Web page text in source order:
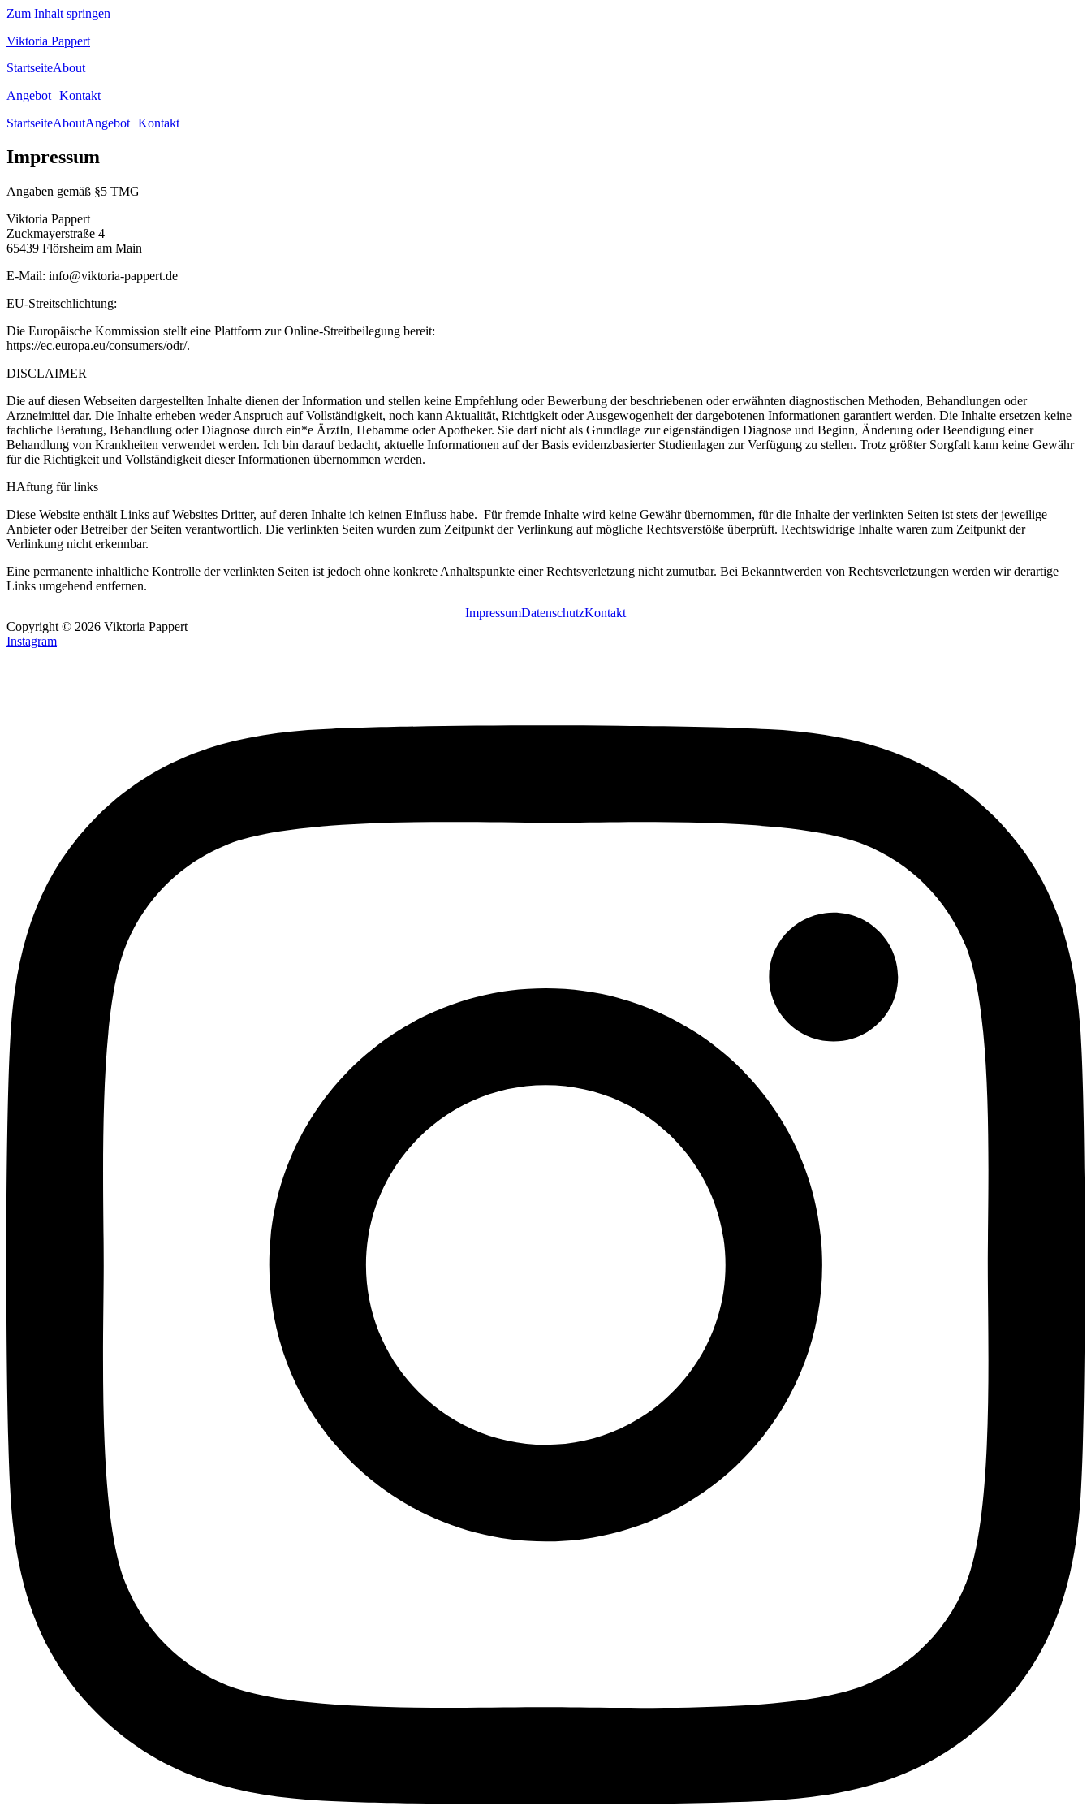
Zum Inhalt springen
Viktoria Pappert
StartseiteAbout
Angebot Kontakt
StartseiteAboutAngebot Kontakt
Impressum
Angaben gemäß §5 TMG
Viktoria Pappert
Zuckmayerstraße 4
65439 Flörsheim am Main
E-Mail: info@viktoria-pappert.de
EU-Streitschlichtung:
Die Europäische Kommission stellt eine Plattform zur Online-Streitbeilegung bereit:
https://ec.europa.eu/consumers/odr/.
DISCLAIMER
Die auf diesen Webseiten dargestellten Inhalte dienen der Information und stellen keine Empfehlung oder Bewerbung der beschriebenen oder erwähnten diagnostischen Methoden, Behandlungen oder
Arzneimittel dar. Die Inhalte erheben weder Anspruch auf Vollständigkeit, noch kann Aktualität, Richtigkeit oder Ausgewogenheit der dargebotenen Informationen garantiert werden. Die Inhalte ersetzen keine
fachliche Beratung, Behandlung oder Diagnose durch ein*e ÄrztIn, Hebamme oder Apotheker. Sie darf nicht als Grundlage zur eigenständigen Diagnose und Beginn, Änderung oder Beendigung einer
Behandlung von Krankheiten verwendet werden. Ich bin darauf bedacht, aktuelle Informationen auf der Basis evidenzbasierter Studienlagen zur Verfügung zu stellen. Trotz größter Sorgfalt kann keine Gewähr
für die Richtigkeit und Vollständigkeit dieser Informationen übernommen werden.
HAftung für links
Diese Website enthält Links auf Websites Dritter, auf deren Inhalte ich keinen Einfluss habe. Für fremde Inhalte wird keine Gewähr übernommen, für die Inhalte der verlinkten Seiten ist stets der jeweilige
Anbieter oder Betreiber der Seiten verantwortlich. Die verlinkten Seiten wurden zum Zeitpunkt der Verlinkung auf mögliche Rechtsverstöße überprüft. Rechtswidrige Inhalte waren zum Zeitpunkt der
Verlinkung nicht erkennbar.
Eine permanente inhaltliche Kontrolle der verlinkten Seiten ist jedoch ohne konkrete Anhaltspunkte einer Rechtsverletzung nicht zumutbar. Bei Bekanntwerden von Rechtsverletzungen werden wir derartige
Links umgehend entfernen.
ImpressumDatenschutzKontakt
Copyright © 2026 Viktoria Pappert
Instagram